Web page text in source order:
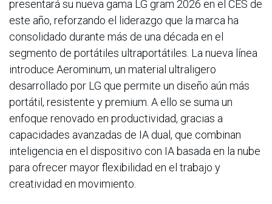
presentará su nueva gama LG gram 2026 en el CES de
este año, reforzando el liderazgo que la marca ha
consolidado durante más de una década en el
segmento de portátiles ultraportátiles. La nueva línea
introduce Aerominum, un material ultraligero
desarrollado por LG que permite un diseño aún más
portátil, resistente y premium. A ello se suma un
enfoque renovado en productividad, gracias a
capacidades avanzadas de IA dual, que combinan
inteligencia en el dispositivo con IA basada en la nube
para ofrecer mayor flexibilidad en el trabajo y
creatividad en movimiento.